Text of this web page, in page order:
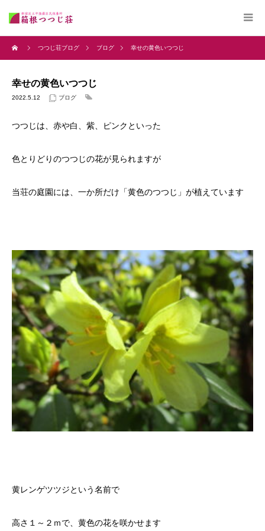
つつじ荘ブログ ブログ 幸せの黄色いつつじ
幸せの黄色いつつじ
2022.5.12 ブログ
つつじは、赤や白、紫、ピンクといった
色とりどりのつつじの花が見られますが
当荘の庭園には、一か所だけ「黄色のつつじ」が植えています
黄レンゲツツジという名前で
高さ１～２ｍで、黄色の花を咲かせます